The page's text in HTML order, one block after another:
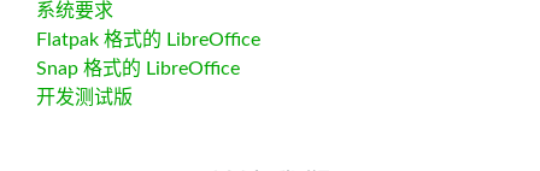
系统要求
Flatpak 格式的 LibreOffice
Snap 格式的 LibreOffice
开发测试版